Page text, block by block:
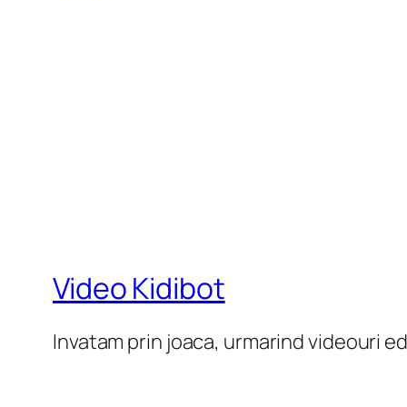
Video Kidibot
Invatam prin joaca, urmarind videouri